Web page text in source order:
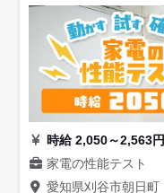
時給 2,050～2,563円
家電の性能テスト
愛知県刈谷市朝日町